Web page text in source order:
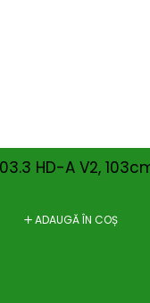
HD-A V2,
ADAUGĂ ÎN COȘ